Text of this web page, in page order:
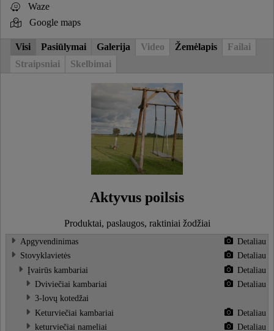
Waze
Google maps
Visi Pasiūlymai Galerija Video Žemėlapis
Failai
Straipsniai
Skelbimai
Aktyvus poilsis
Produktai, paslaugos, raktiniai žodžiai
Apgyvendinimas
Detaliau
Stovyklavietės
Detaliau
Įvairūs kambariai
Detaliau
Dviviečiai kambariai
Detaliau
3-lovų kotedžai
Keturviečiai kambariai
Detaliau
keturviečiai nameliai
Detaliau